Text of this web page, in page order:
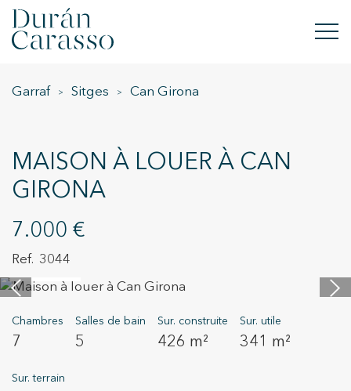
ACHETER
VENDRE
INVESTISSEMENTS
GROUPE DC
CONTACT
Garraf Sitges Can Girona
MAISON À LOUER À CAN
GIRONA
7.000 €
3044
Chambres
7
Salles de bain
5
Sur. construite
426 m²
Sur. utile
341 m²
Sur. terrain